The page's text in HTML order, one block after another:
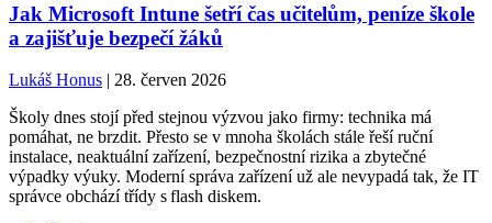
Jak Microsoft Intune šetří čas učitelům, peníze škole
a zajišťuje bezpečí žáků
Lukáš Honus | 28. červen 2026
Školy dnes stojí před stejnou výzvou jako firmy: technika má
pomáhat, ne brzdit. Přesto se v mnoha školách stále řeší ruční
instalace, neaktuální zařízení, bezpečnostní rizika a zbytečné
výpadky výuky. Moderní správa zařízení už ale nevypadá tak, že IT
správce obchází třídy s flash diskem.